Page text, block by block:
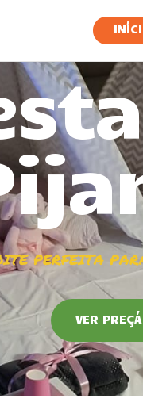
NÓS
VER